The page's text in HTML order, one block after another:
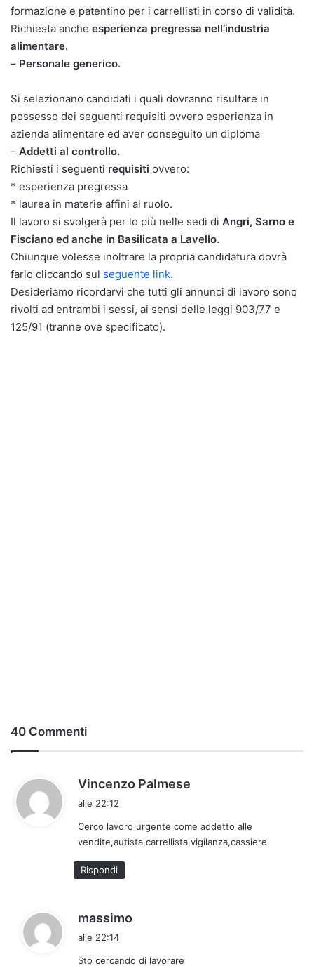
formazione e patentino per i carrellisti in corso di validità.
Richiesta anche esperienza pregressa nell’industria
alimentare.
– Personale generico.
Si selezionano candidati i quali dovranno risultare in
possesso dei seguenti requisiti ovvero esperienza in
azienda alimentare ed aver conseguito un diploma
– Addetti al controllo.
Richiesti i seguenti requisiti ovvero:
* esperienza pregressa
* laurea in materie affini al ruolo.
Il lavoro si svolgerà per lo più nelle sedi di Angri, Sarno e
Fisciano ed anche in Basilicata a Lavello.
Chiunque volesse inoltrare la propria candidatura dovrà
farlo cliccando sul seguente link.
Desideriamo ricordarvi che tutti gli annunci di lavoro sono
rivolti ad entrambi i sessi, ai sensi delle leggi 903/77 e
125/91 (tranne ove specificato).
40 Commenti
Vincenzo Palmese
e
t
alle 22:12
Cerco lavoro urgente come addetto alle
vendite,autista,carrellista,vigilanza,cassiere.
Rispondi
massimo
e
alle 22:14
Sto cercando di lavorare